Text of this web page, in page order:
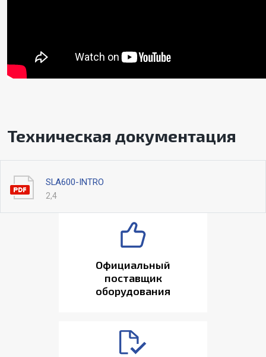
Техническая документация
SLA600-INTRO
2,4
Официальный
поставщик
оборудования